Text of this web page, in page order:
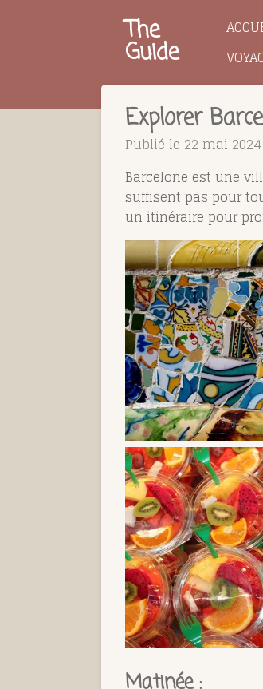
The
Guide
Explorer
Publié le 22 mai 2024
Barcelone est une
suffisent pas pour
un itinéraire pour
Matinée: